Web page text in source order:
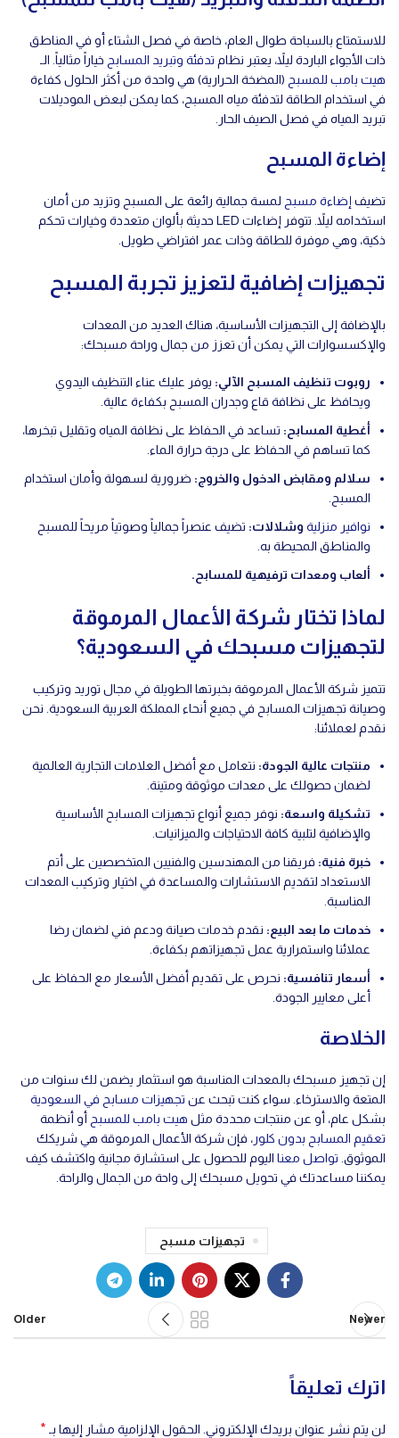
للاستمتاع بالسباحة طوال العام، خاصة في فصل الشتاء أو في المناطق
ذات الأجواء الباردة ليلاً، يعتبر نظام تدفئة وتبريد المسابح خياراً مثالياً. الـ
هيت بامب للمسبح (المضخة الحرارية) هي واحدة من أكثر الحلول كفاءة
في استخدام الطاقة لتدفئة مياه المسبح، كما يمكن لبعض الموديلات
تبريد المياه في فصل الصيف الحار.
إضاءة المسبح
تضيف إضاءة مسبح لمسة جمالية رائعة على المسبح وتزيد من أمان
استخدامه ليلاً. تتوفر إضاءات LED حديثة بألوان متعددة وخيارات تحكم
ذكية، وهي موفرة للطاقة وذات عمر افتراضي طويل.
تجهيزات إضافية لتعزيز تجربة المسبح
بالإضافة إلى التجهيزات الأساسية، هناك العديد من المعدات
والإكسسوارات التي يمكن أن تعزز من جمال وراحة مسبحك:
روبوت تنظيف المسبح الآلي: يوفر عليك عناء التنظيف اليدوي
ويحافظ على نظافة قاع وجدران المسبح بكفاءة عالية.
أغطية المسابح: تساعد في الحفاظ على نظافة المياه وتقليل تبخرها،
كما تساهم في الحفاظ على درجة حرارة الماء.
سلالم ومقابض الدخول والخروج: ضرورية لسهولة وأمان استخدام
المسبح.
نوافير منزلية وشلالات: تضيف عنصراً جمالياً وصوتياً مريحاً للمسبح
والمناطق المحيطة به.
ألعاب ومعدات ترفيهية للمسابح.
لماذا تختار شركة الأعمال المرموقة
لتجهيزات مسبحك في السعودية؟
تتميز شركة الأعمال المرموقة بخبرتها الطويلة في مجال توريد وتركيب
وصيانة تجهيزات المسابح في جميع أنحاء المملكة العربية السعودية. نحن
نقدم لعملائنا:
منتجات عالية الجودة: نتعامل مع أفضل العلامات التجارية العالمية
لضمان حصولك على معدات موثوقة ومتينة.
تشكيلة واسعة: نوفر جميع أنواع تجهيزات المسابح الأساسية
والإضافية لتلبية كافة الاحتياجات والميزانيات.
خبرة فنية: فريقنا من المهندسين والفنيين المتخصصين على أتم
الاستعداد لتقديم الاستشارات والمساعدة في اختيار وتركيب المعدات
المناسبة.
خدمات ما بعد البيع: نقدم خدمات صيانة ودعم فني لضمان رضا
عملائنا واستمرارية عمل تجهيزاتهم بكفاءة.
أسعار تنافسية: نحرص على تقديم أفضل الأسعار مع الحفاظ على
أعلى معايير الجودة.
الخلاصة
إن تجهيز مسبحك بالمعدات المناسبة هو استثمار يضمن لك سنوات من
المتعة والاسترخاء. سواء كنت تبحث عن تجهيزات مسابح في السعودية
بشكل عام، أو عن منتجات محددة مثل هيت بامب للمسبح أو أنظمة
تعقيم المسابح بدون كلور، فإن شركة الأعمال المرموقة هي شريكك
الموثوق. تواصل معنا اليوم للحصول على استشارة مجانية واكتشف كيف
يمكننا مساعدتك في تحويل مسبحك إلى واحة من الجمال والراحة.
تجهيزات مسبح
Newer
Older
اترك تعليقاً
لن يتم نشر عنوان بريدك الإلكتروني. الحقول الإلزامية مشار إليها بـ *